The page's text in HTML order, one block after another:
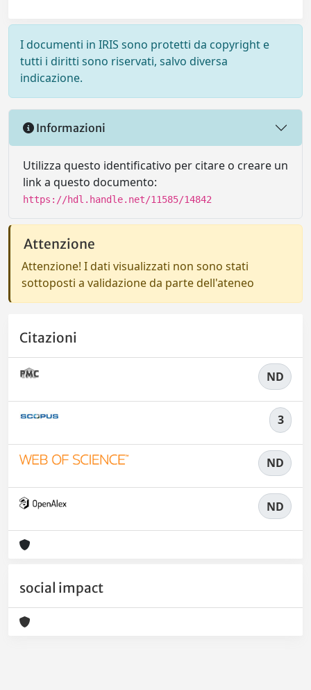
I documenti in IRIS sono protetti da copyright e
tutti i diritti sono riservati, salvo diversa
indicazione.
Informazioni
Utilizza questo identificativo per citare o creare un
link a questo documento:
https://hdl.handle.net/11585/14842
Attenzione
Attenzione! I dati visualizzati non sono stati
sottoposti a validazione da parte dell'ateneo
Citazioni
ND
3
ND
ND
social impact